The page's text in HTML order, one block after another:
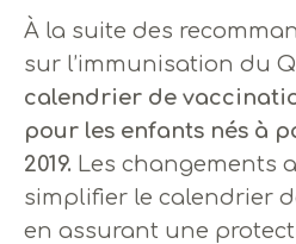
À la suite des
sur l’immunisation du
calendrier de
pour les enfants nés à
2019. Les changements
simplifier le calendrier
en assurant une